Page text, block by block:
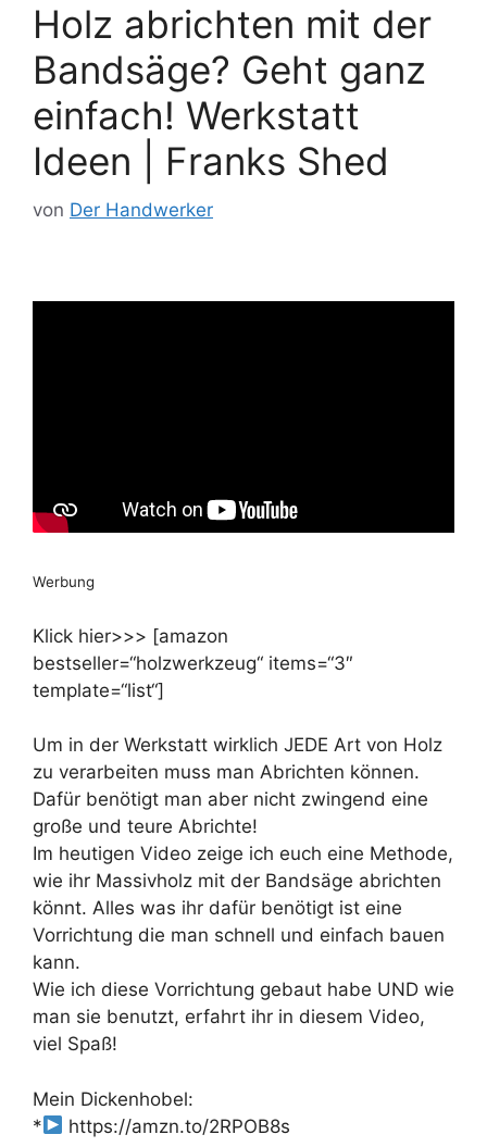
Holz abrichten mit der
Bandsäge? Geht ganz
einfach! Werkstatt
Ideen | Franks Shed
von Der Handwerker
Werbung
Klick hier>>> [amazon
bestseller=“holzwerkzeug“ items=“3″
template=“list“]
Um in der Werkstatt wirklich JEDE Art von Holz
zu verarbeiten muss man Abrichten können.
Dafür benötigt man aber nicht zwingend eine
große und teure Abrichte!
Im heutigen Video zeige ich euch eine Methode,
wie ihr Massivholz mit der Bandsäge abrichten
könnt. Alles was ihr dafür benötigt ist eine
Vorrichtung die man schnell und einfach bauen
kann.
Wie ich diese Vorrichtung gebaut habe UND wie
man sie benutzt, erfahrt ihr in diesem Video,
viel Spaß!
Mein Dickenhobel:
*
https://amzn.to/2RPOB8s